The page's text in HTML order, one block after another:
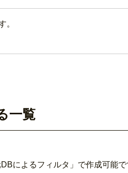
。
一覧
によるフィルタ」で作成可能で